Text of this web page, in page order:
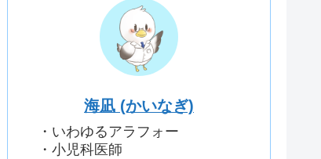
海凪 (かいなぎ)
・いわゆるアラフォー
・小児科医師